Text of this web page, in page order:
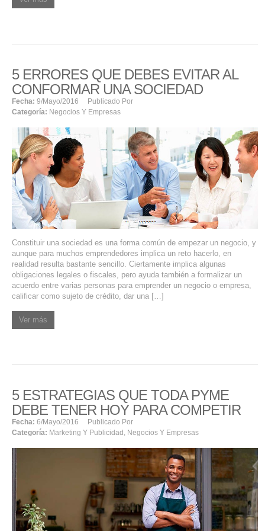
5 ERRORES QUE DEBES EVITAR AL
CONFORMAR UNA SOCIEDAD
Fecha: 9/mayo/2016
Publicado Por
Categoría: Negocios Y Empresas
Constituir una sociedad es una forma común de empezar un negocio, y
aunque para muchos emprendedores implica un reto hacerlo, en
realidad resulta bastante sencillo. Ciertamente implica algunas
obligaciones legales o fiscales, pero ayuda también a formalizar un
acuerdo entre varias personas para emprender un negocio o empresa,
calificar como sujeto de crédito, dar una […]
Ver más
5 ESTRATEGIAS QUE TODA PYME
DEBE TENER HOY PARA COMPETIR
Fecha: 6/mayo/2016
Publicado Por
Categoría: Marketing Y Publicidad , Negocios Y Empresas